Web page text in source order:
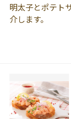
明太子とポテト
介します。